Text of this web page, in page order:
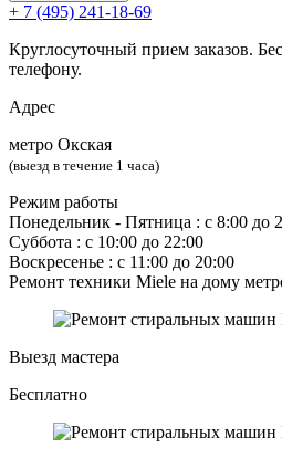
+ 7 (495) 241-18-69
Круглосуточный прием заказов.
телефону.
Адрес
метро Окская
(выезд в течение 1 часа)
Режим работы
Понедельник ‐ Пятница : с 8:00 до
Суббота : с 10:00 до 22:00
Воскресенье : с 11:00 до 20:00
Ремонт техники Miele на дому
Выезд мастера
Бесплатно